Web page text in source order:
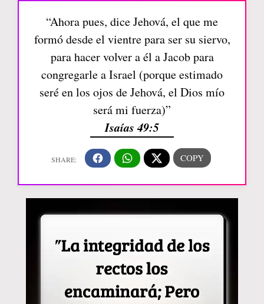
“Ahora pues, dice Jehová, el que me
formó desde el vientre para ser su siervo,
para hacer volver a él a Jacob para
congregarle a Israel (porque estimado
seré en los ojos de Jehová, el Dios mío
será mi fuerza)”
Isaías 49:5